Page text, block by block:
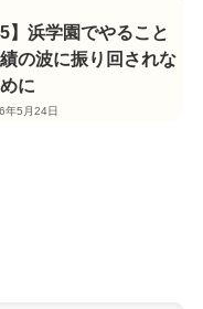
5】浜学園でやること
績の波に振り回されな
に
年5月24日